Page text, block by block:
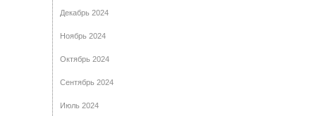
Декабрь 2024
Ноябрь 2024
Октябрь 2024
Сентябрь 2024
Июль 2024